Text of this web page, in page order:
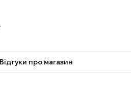
Відгуки про магазин